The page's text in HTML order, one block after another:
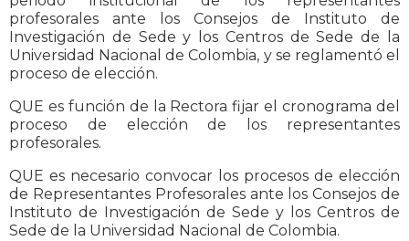
profesorales ante los Consejos de Instituto de
Investigación de Sede y los Centros de Sede de la
Universidad Nacional de Colombia, y se reglamentó el
proceso de elección.
QUE es función de la Rectora fijar el cronograma del
proceso de elección de los representantes
profesorales.
QUE es necesario convocar los procesos de elección
de Representantes Profesorales ante los Consejos de
Instituto de Investigación de Sede y los Centros de
Sede de la Universidad Nacional de Colombia.